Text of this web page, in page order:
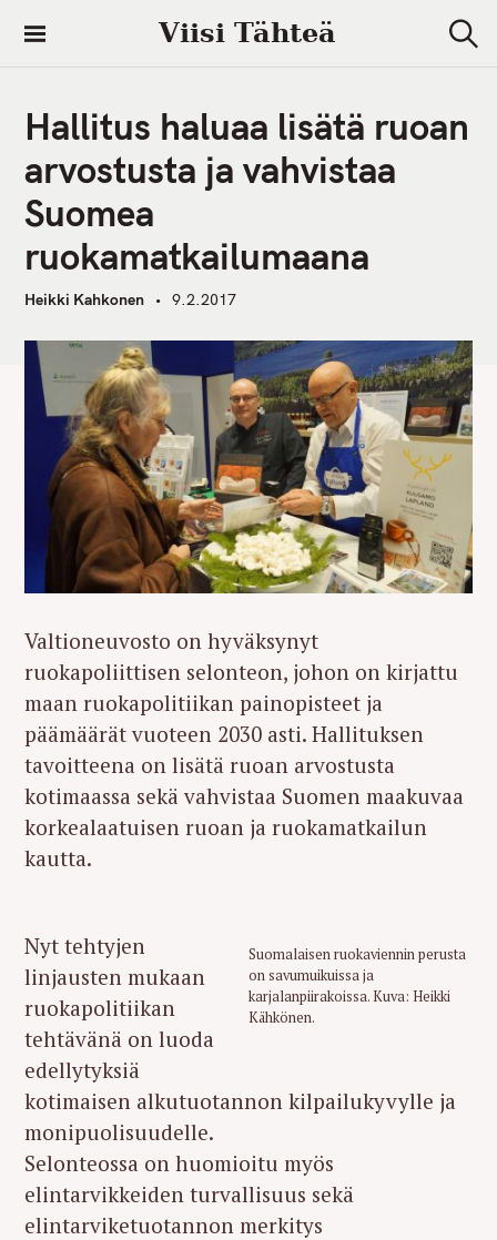
i
Viisi Tähteä
e
c
h
Hallitus haluaa lisätä ruoan
arvostusta ja vahvistaa
Suomea
ruokamatkailumaana
Heikki Kahkonen 9.2.2017
Valtioneuvosto on hyväksynyt
ruokapoliittisen selonteon, johon on kirjattu
maan ruokapolitiikan painopisteet ja
päämäärät vuoteen 2030 asti. Hallituksen
tavoitteena on lisätä ruoan arvostusta
kotimaassa sekä vahvistaa Suomen maakuvaa
korkealaatuisen ruoan ja ruokamatkailun
kautta.
Suomalaisen ruokaviennin perusta
on savumuikuissa ja
karjalanpiirakoissa. Kuva: Heikki
Kähkönen.
Nyt tehtyjen
linjausten mukaan
ruokapolitiikan
tehtävänä on luoda
edellytyksiä
kotimaisen alkutuotannon kilpailukyvylle ja
monipuolisuudelle.
Selonteossa on huomioitu myös
elintarvikkeiden turvallisuus sekä
elintarviketuotannon merkitys